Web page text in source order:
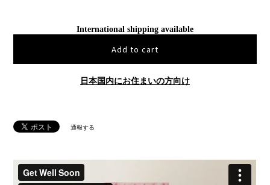
International shipping available
Add to cart
日本国内にお住まいの方向け
通報する